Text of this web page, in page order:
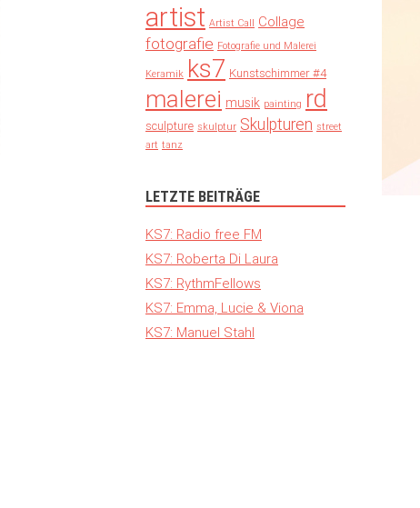
artist Artist Call Collage
fotografie Fotografie und Malerei
Keramik ks7 Kunstschimmer #4
malerei musik painting rd
sculpture skulptur Skulpturen street
art tanz
LETZTE BEITRÄGE
KS7: Radio free FM
KS7: Roberta Di Laura
KS7: RythmFellows
KS7: Emma, Lucie & Viona
KS7: Manuel Stahl